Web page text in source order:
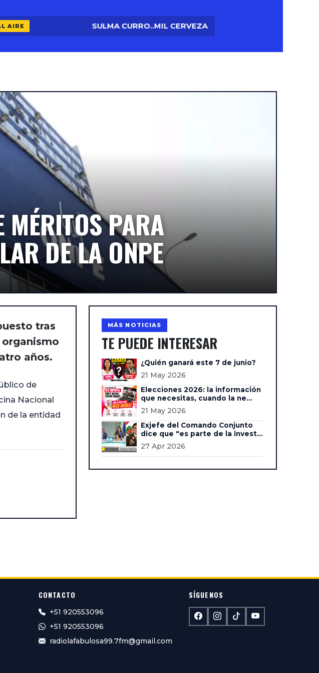
AIRE SULMA CURRO..MIL CERVEZAS RADIO LA
MÉRITOS PARA
DE LA ONPE
tras
años.
de
Nacional
de la entidad
MÁS NOTICIAS
TE PUEDE INTERESAR
¿Quién ganará este 7 de junio?
21 May 2026
Elecciones 2026: la información
que necesitas, cuando la ne…
21 May 2026
Exjefe del Comando Conjunto
dice que "es parte de la invest…
27 Apr 2026
CONTACTO
+51 920553096
+51 920553096
radiolafabulosa99.7fm@gmail.com
SÍGUENOS